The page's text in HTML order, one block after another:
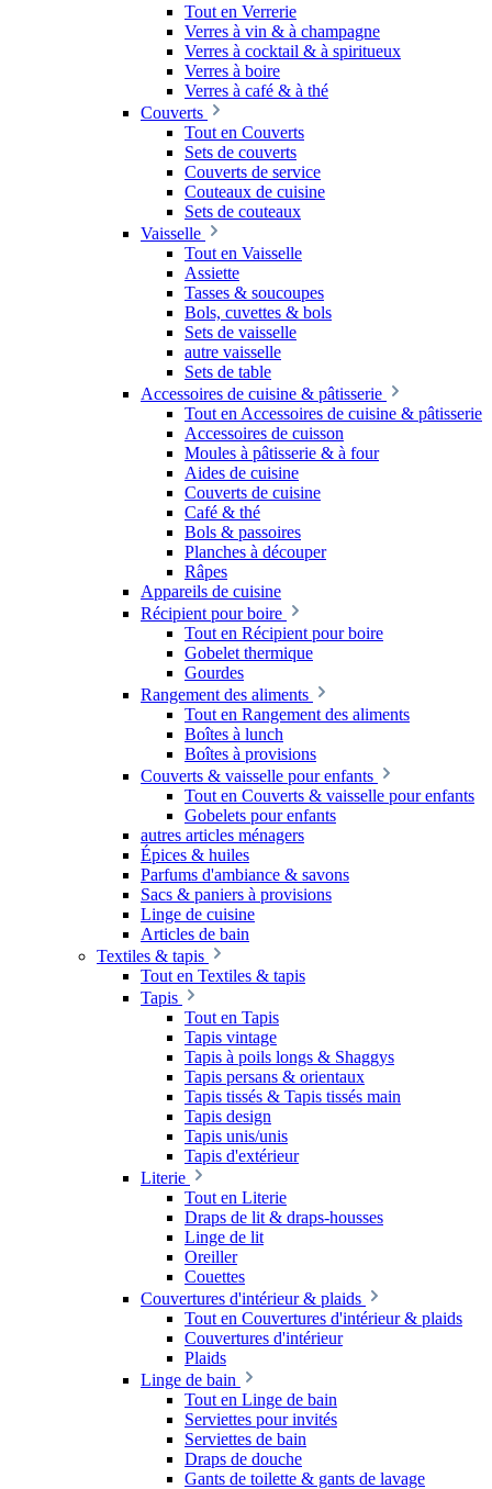
Tout en Verrerie
Verres à vin & à champagne
Verres à cocktail & à spiritueux
Verres à boire
Verres à café & à thé
Couverts
Tout en Couverts
Sets de couverts
Couverts de service
Couteaux de cuisine
Sets de couteaux
Vaisselle
Tout en Vaisselle
Assiette
Tasses & soucoupes
Bols, cuvettes & bols
Sets de vaisselle
autre vaisselle
Sets de table
Accessoires de cuisine & pâtisserie
Tout en Accessoires de cuisine & pâtisserie
Accessoires de cuisson
Moules à pâtisserie & à four
Aides de cuisine
Couverts de cuisine
Café & thé
Bols & passoires
Planches à découper
Râpes
Appareils de cuisine
Récipient pour boire
Tout en Récipient pour boire
Gobelet thermique
Gourdes
Rangement des aliments
Tout en Rangement des aliments
Boîtes à lunch
Boîtes à provisions
Couverts & vaisselle pour enfants
Tout en Couverts & vaisselle pour enfants
Gobelets pour enfants
autres articles ménagers
Épices & huiles
Parfums d'ambiance & savons
Sacs & paniers à provisions
Linge de cuisine
Articles de bain
Textiles & tapis
Tout en Textiles & tapis
Tapis
Tout en Tapis
Tapis vintage
Tapis à poils longs & Shaggys
Tapis persans & orientaux
Tapis tissés & Tapis tissés main
Tapis design
Tapis unis/unis
Tapis d'extérieur
Literie
Tout en Literie
Draps de lit & draps-housses
Linge de lit
Oreiller
Couettes
Couvertures d'intérieur & plaids
Tout en Couvertures d'intérieur & plaids
Couvertures d'intérieur
Plaids
Linge de bain
Tout en Linge de bain
Serviettes pour invités
Serviettes de bain
Draps de douche
Gants de toilette & gants de lavage